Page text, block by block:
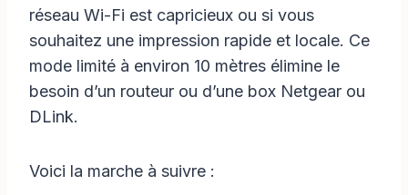
réseau Wi-Fi est capricieux ou si vous
souhaitez une impression rapide et locale. Ce
mode limité à environ 10 mètres élimine le
besoin d’un routeur ou d’une box Netgear ou
DLink.
Voici la marche à suivre :